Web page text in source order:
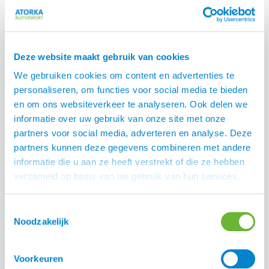
Deze website maakt gebruik van cookies
We gebruiken cookies om content en advertenties te
personaliseren, om functies voor social media te bieden
en om ons websiteverkeer te analyseren. Ook delen we
informatie over uw gebruik van onze site met onze
partners voor social media, adverteren en analyse. Deze
partners kunnen deze gegevens combineren met andere
informatie die u aan ze heeft verstrekt of die ze hebben
verzameld op basis van uw gebruik van hun services.
Noodzakelijk
Voorkeuren
UHIP Artic Puffer Jack
€309,00
UHIP Rime winter rijjas
€425,00